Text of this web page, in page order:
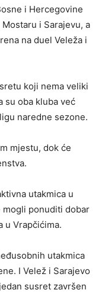
i Hercegovine
i Sarajevu, a
na duel Veleža i
koji nema veliki
su oba kluba već
naredne sezone.
mjestu, dok će
utakmica u
ponuditi dobar
u Vrapčićima.
utakmica
I Velež i Sarajevo
susret završen